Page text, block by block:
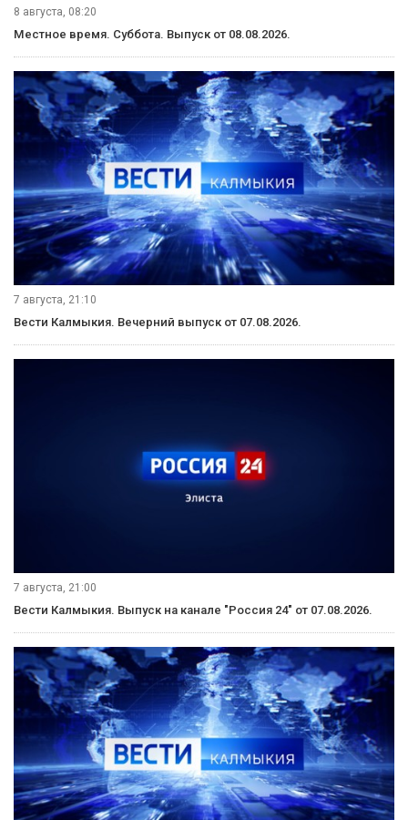
8 августа, 08:20
Местное время. Суббота. Выпуск от 08.08.2026.
7 августа, 21:10
Вести Калмыкия. Вечерний выпуск от 07.08.2026.
7 августа, 21:00
Вести Калмыкия. Выпуск на канале "Россия 24" от 07.08.2026.